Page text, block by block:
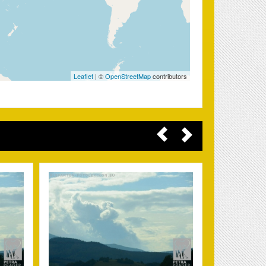
Leaflet | ©OpenStreetMapcontributors